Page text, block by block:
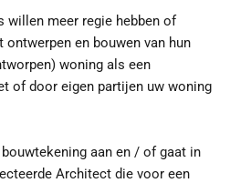
willen meer regie hebben of
en bouwen van hun
woning als een
of door eigen partijen uw woning
aan en / of gaat in
Architect die voor een